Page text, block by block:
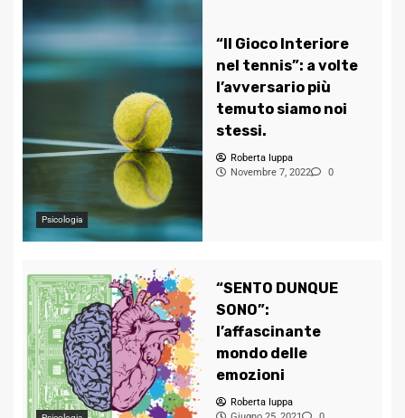
Psicologia
“Il Gioco Interiore
nel tennis”: a volte
l’avversario più
temuto siamo noi
stessi.
Roberta Iuppa
Novembre 7, 2022
0
“SENTO DUNQUE
SONO”:
l’affascinante
mondo delle
emozioni
Roberta Iuppa